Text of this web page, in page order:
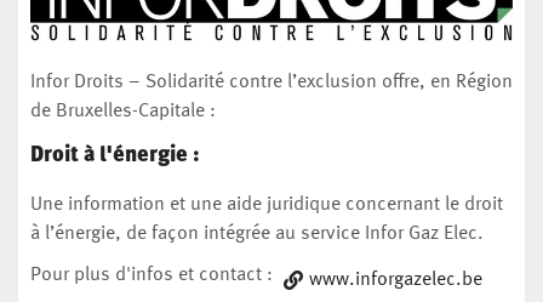
Infor Droits – Solidarité contre l’exclusion offre, en Région
de Bruxelles-Capitale :
Droit à l'énergie :
Une information et une aide juridique concernant le droit
à l’énergie, de façon intégrée au service Infor Gaz Elec.
Pour plus d'infos et contact : www.inforgazelec.be